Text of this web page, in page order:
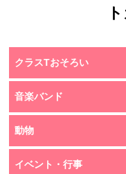
クラスTおそろい
音楽バンド
動物
イベント・行事